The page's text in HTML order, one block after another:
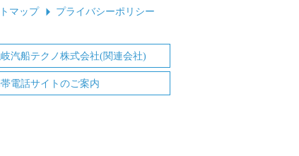
マップ プライバシーポリシー
岐汽船テクノ株式会社(関連会社)
電話サイトのご案内